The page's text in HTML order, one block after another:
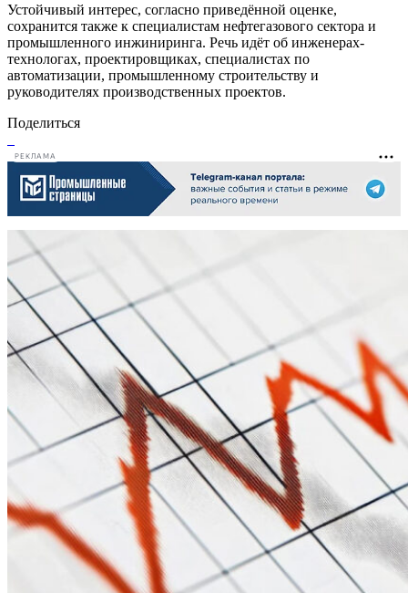
Устойчивый интерес, согласно приведённой оценке,
сохранится также к специалистам нефтегазового сектора и
промышленного инжиниринга. Речь идёт об инженерах-
технологах, проектировщиках, специалистах по
автоматизации, промышленному строительству и
руководителях производственных проектов.
Поделиться
РЕКЛАМА